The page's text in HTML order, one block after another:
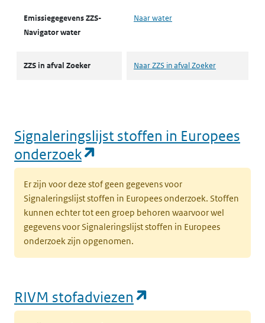
Emissiegegevens ZZS-
Navigator water
Naar water
ZZS in afval Zoeker Naar ZZS in afval Zoeker
Signaleringslijst stoffen in Europees
onderzoek
Er zijn voor deze stof geen gegevens voor
Signaleringslijst stoffen in Europees onderzoek. Stoffen
kunnen echter tot een groep behoren waarvoor wel
gegevens voor Signaleringslijst stoffen in Europees
onderzoek zijn opgenomen.
RIVM stofadviezen